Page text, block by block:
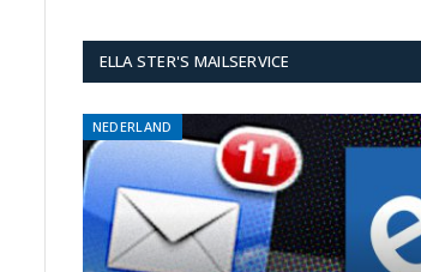
ELLA STER'S MAILSERVICE
NEDERLAND